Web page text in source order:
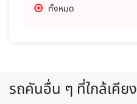
ทั้งหมด
รถคันอื่น ๆ ที่ใกล้เคียง